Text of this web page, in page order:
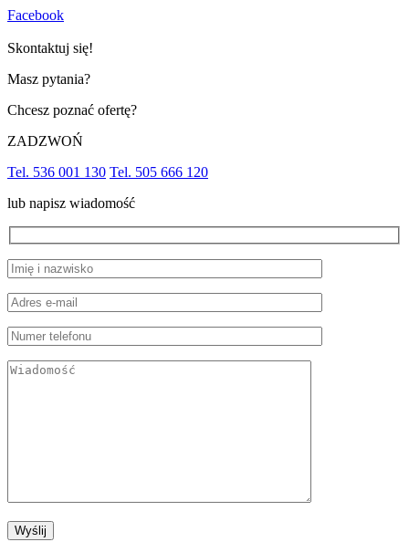
Facebook
Skontaktuj się!
Masz pytania?
Chcesz poznać ofertę?
ZADZWOŃ
Tel. 536 001 130 Tel. 505 666 120
lub napisz wiadomość